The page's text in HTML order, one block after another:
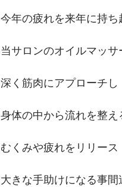
今年の疲れを来年に持ち
当サロンのオイルマッサ
深く筋肉にアプローチし
身体の中から流れを整え
むくみや疲れをリリース
大きな手助けになる事